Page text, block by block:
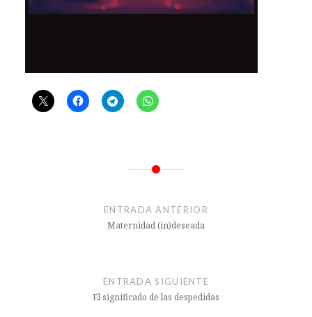
ENTRADA ANTERIOR
Maternidad (in)deseada
ENTRADA SIGUIENTE
El significado de las despedidas